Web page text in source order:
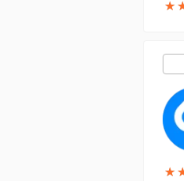
★
★
★
★